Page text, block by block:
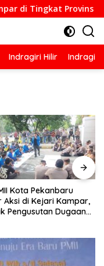
Provins
Indragiri Hilir Indragiri
Kota Pekanbaru
Aksi di Kejari Kampar,
Pengusutan Dugaan